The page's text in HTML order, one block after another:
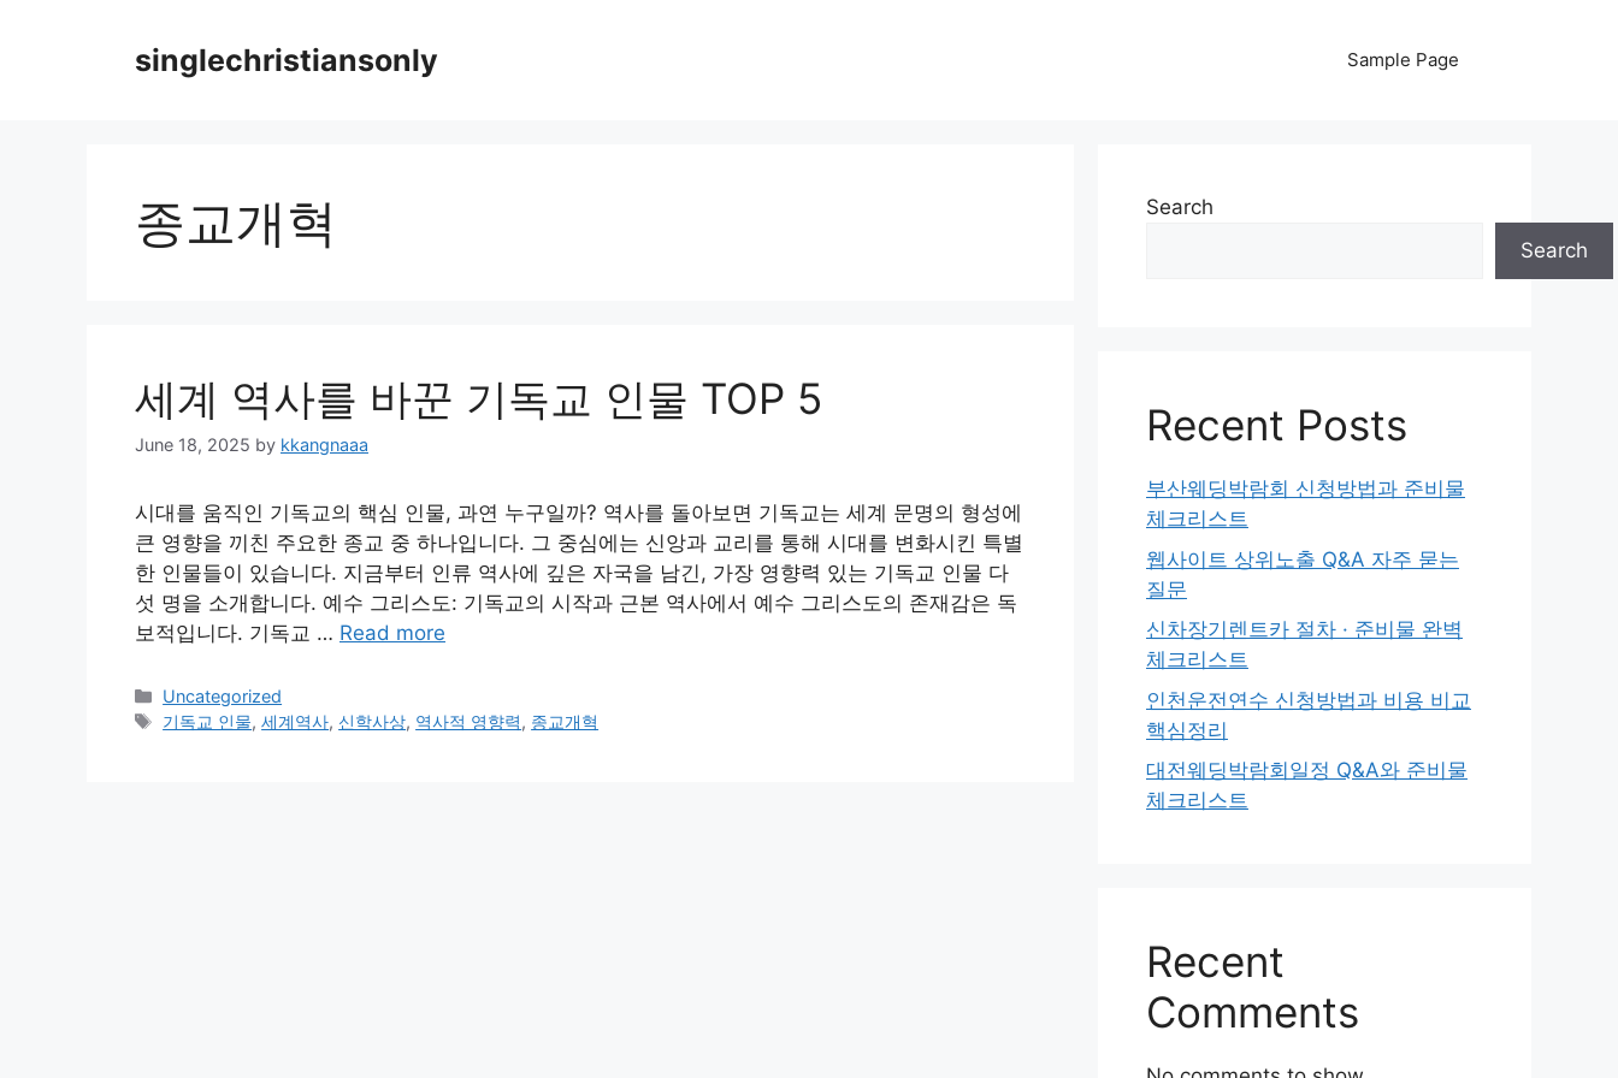
singlechristiansonly Sample Page
종교개혁
세계 역사를 바꾼 기독교 인물 TOP 5
June 18, 2025 by kkangnaaa
시대를 움직인 기독교의 핵심 인물, 과연 누구일까? 역사를 돌아보면 기독교는 세계 문명의 형성에
큰 영향을 끼친 주요한 종교 중 하나입니다. 그 중심에는 신앙과 교리를 통해 시대를 변화시킨 특별
한 인물들이 있습니다. 지금부터 인류 역사에 깊은 자국을 남긴, 가장 영향력 있는 기독교 인물 다
섯 명을 소개합니다. 예수 그리스도: 기독교의 시작과 근본 역사에서 예수 그리스도의 존재감은 독
보적입니다. 기독교 … Read more
Categories
Uncategorized
Tags
기독교 인물,세계역사, 신학사상, 역사적 영향력, 종교개혁
Search
Search
Recent Posts
부산웨딩박람회 신청방법과 준비물
체크리스트
웹사이트 상위노출 Q&A 자주 묻는
질문
신차장기렌트카 절차 · 준비물 완벽
체크리스트
인천운전연수 신청방법과 비용 비교
핵심정리
대전웨딩박람회일정 Q&A와 준비물
체크리스트
Recent
Comments